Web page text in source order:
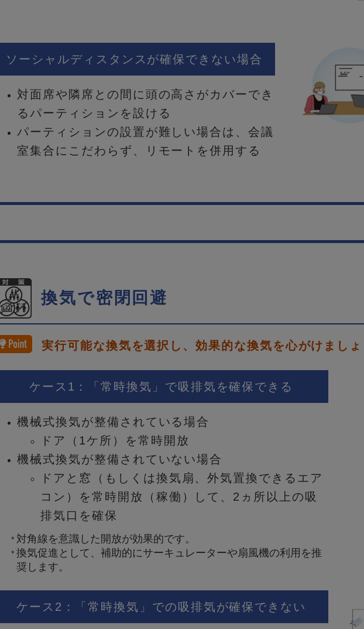
ソーシャルディスタンスが確保できない場合
対面席や隣席との間に頭の高さがカバーでき
るパーティションを設ける
パーティションの設置が難しい場合は、会議
室集合にこだわらず、リモートを併用する
換気で密閉回避
実行可能な換気を選択し、効果的な換気を心がけまし
ケース1：「常時換気」で吸排気を確保できる
機械式換気が整備されている場合
ドア（1ケ所）を常時開放
機械式換気が整備されていない場合
ドアと窓（もしくは換気扇、外気置換できるエア
コン）を常時開放（稼働）して、2ヵ所以上の吸
排気口を確保
* 対角線を意識した開放が効果的です。
* 換気促進として、補助的にサーキュレーターや扇風機の利用を推
奨します。
ケース2：「常時換気」での吸排気が確保できない